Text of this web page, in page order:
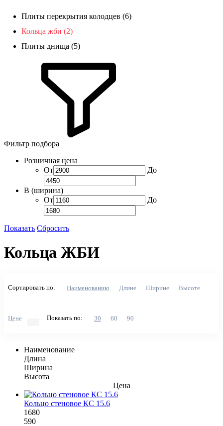
Плиты перекрытия колодцев (6)
Кольца жби (2)
Плиты днища (5)
Фильтр подбора
Розничная цена
От
До
B (ширина)
От
До
Показать Сбросить
Кольца ЖБИ
Сортировать по: Наименованию Длине Ширине Высоте
Цене Показать по: 30 60 90
Наименование
Длина
Ширина
Высота
Цена
Кольцо стеновое КС 15.6
1680
590